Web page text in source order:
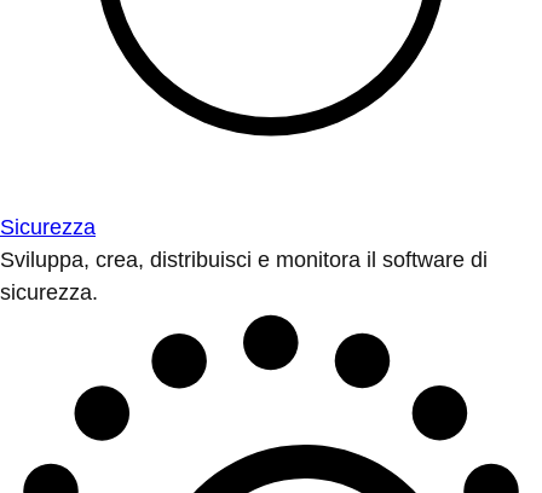
Sicurezza
Sviluppa, crea, distribuisci e monitora il software di
sicurezza.